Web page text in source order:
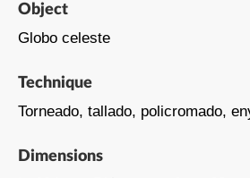
Object
Globo celeste
Technique
Torneado, tallado, policromado,
Dimensions